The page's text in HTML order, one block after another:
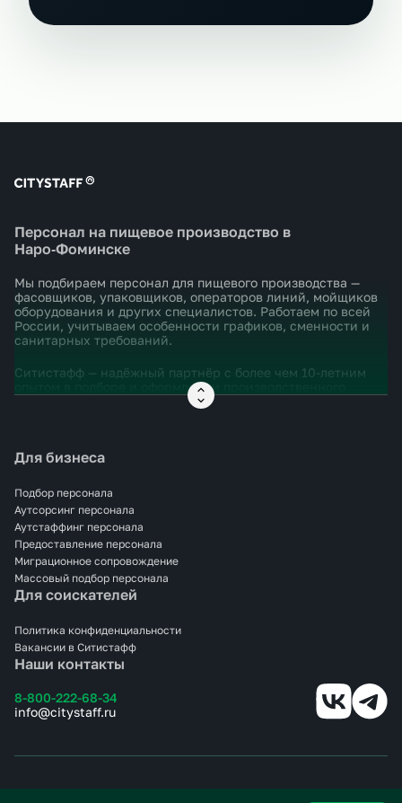
Персонал на пищевое производство в
Наро‑Фоминске
Мы подбираем персонал для пищевого производства —
фасовщиков, упаковщиков, операторов линий, мойщиков
оборудования и других специалистов. Работаем по всей
России, учитываем особенности графиков, сменности и
санитарных требований.
Ситистафф — надёжный партнёр с более чем 10-летним
опытом в подборе и оформлении производственного
персонала. Мы понимаем, насколько важно
Закрываем задачи под ключ: от поиска до выхода
размещением, адаптацией. Всё это — без лишней
бюрократии и с чёткими сроками.
Если вам нужен персонал на пищевое производство в
Наро‑Фоминске, просто оставьте заявку — мы возьмём
остальное на себя.
Наши контакты
8-800-222-68-34
info@citystaff.ru
Для бизнеса
Подбор персонала
Аутсорсинг персонала
Аутстаффинг персонала
Предоставление персонала
Миграционное сопровождение
Массовый подбор персонала
Для соискателей
Политика конфиденциальности
Вакансии в Ситистафф